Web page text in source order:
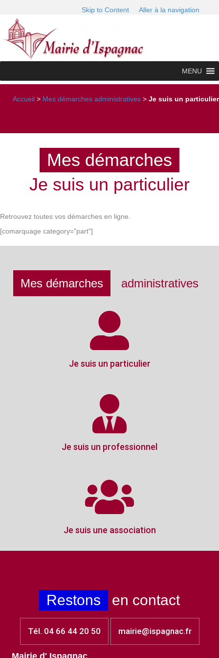
Skip to Content Aller à la navigation
MENU
Accueil > Mes démarches administratives > Je suis un particulier
Mes démarches
Je suis un particulier
Retrouvez toutes vos démarches en ligne.
[comarquage category="part"]
Mes démarches administratives
Je suis un particulier
Je suis un professionnel
Je suis une association
Restons en contact
Tél. 04 66 44 20 50 mairie@ispagnac.fr
Mairie d' Ispagnac